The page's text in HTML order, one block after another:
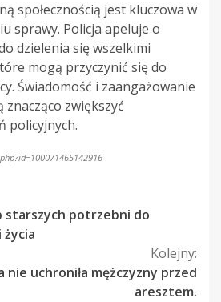
społecznością jest kluczowa w
sprawy. Policja apeluje o
dzielenia się wszelkimi
mogą przyczynić się do
Świadomość i zaangażowanie
zwiększyć
policyjnych.
starszych potrzebni do
życia
Kolejny:
nie uchroniła mężczyzny przed
aresztem.